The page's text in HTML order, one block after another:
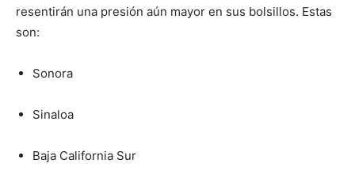
resentirán una presión aún mayor en sus bolsillos. Estas
son:
Sonora
Sinaloa
Baja California Sur